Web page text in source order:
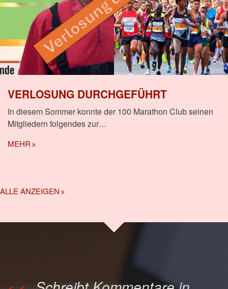
VERLOSUNG DURCHGEFÜHRT
In diesem Sommer konnte der 100 Marathon Club seinen
Mitgliedern folgendes zur…
MEHR
ALLE ANZEIGEN